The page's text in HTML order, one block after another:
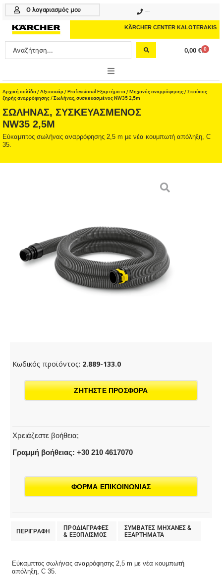
Μετάβαση
περιεχόμενο
Ο λογαριασμός μου
KÄRCHER CENTER KALOTERAKIS
Search
...
0,00 € 0
Cart
ONLINE SHOP
HOME & GARDEN
PROFESSIONAL
Αρχική σελίδα /Αξεσουάρ/Professional Εξαρτήματα /Μηχανές αναρρόφησης/Σκούπες
ξηρής αναρρόφησης/ Σωλήνας, συσκευασμένος NW35 2,5m
ΣΩΛΉΝΑΣ, ΣΥΣΚΕΥΑΣΜΈΝΟΣ
NW35 2,5M
Εύκαμπτος σωλήνας αναρρόφησης 2,5 m με νέα κουμπωτή απόληξη, C
35.
Κωδικός προϊόντος: 2.889-133.0
ΖΗΤΗΣΤΕ ΠΡΟΣΦΟΡΑ
Χρειάζεστε βοήθεια;
Γραμμή βοήθειας: +30 210 4617070
ΦΟΡΜΑ ΕΠΙΚΟΙΝΩΝΙΑΣ
ΠΕΡΙΓΡΑΦΗ
ΠΡΟΔΙΑΓΡΑΦΕΣ
& EΞΟΠΛΙΣΜΟΣ
ΣΥΜΒΑΤΕΣ ΜΗΧΑΝΕΣ &
ΕΞΑΡΤΗΜΑΤΑ
Εύκαμπτος σωλήνας αναρρόφησης 2,5 m με νέα κουμπωτή
απόληξη, C 35.